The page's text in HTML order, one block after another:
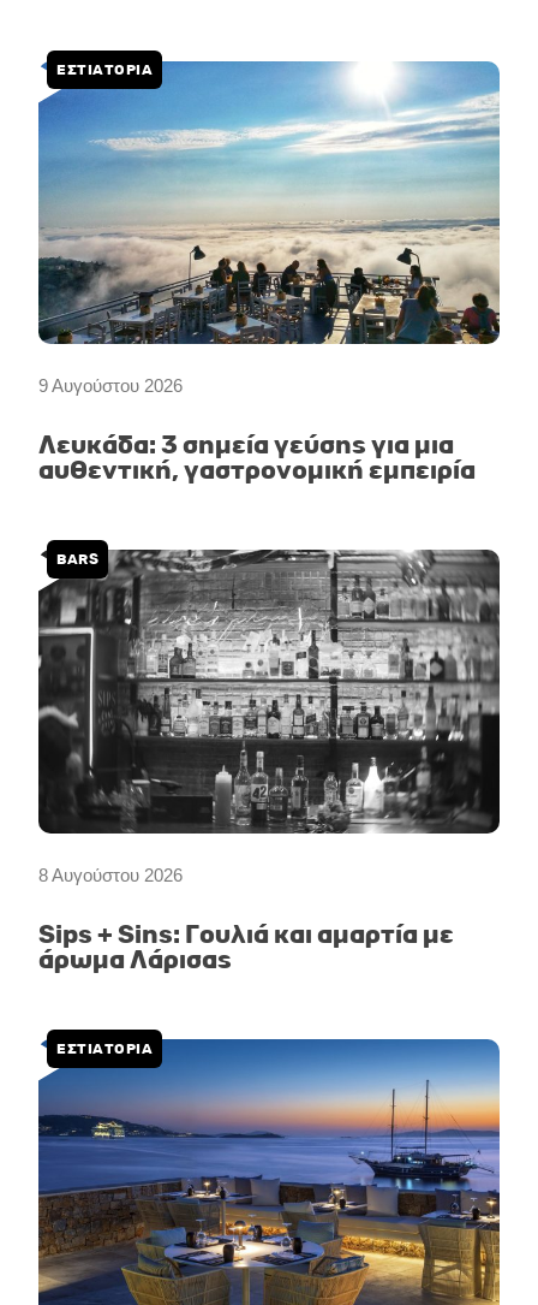
9 Αυγούστου 2026
ΕΣΤΙΑΤΟΡΙΑ
Λευκάδα: 3 σημεία γεύσης για μια
αυθεντική, γαστρονομική εμπειρία
8 Αυγούστου 2026
BARS
Sips + Sins: Γουλιά και αμαρτία με
άρωμα Λάρισας
ΕΣΤΙΑΤΟΡΙΑ